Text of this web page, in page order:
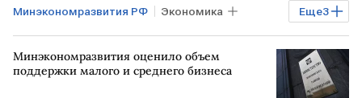
Еще3
Минэкономразвития РФ Экономика
РОССИЯ Владимир Путин
инфляция
Минэкономразвития оценило объем
поддержки малого и среднего бизнеса